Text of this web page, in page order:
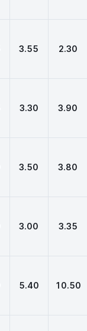
3.55 2.30
3.30 3.90
3.50 3.80
3.00 3.35
5.40 10.50